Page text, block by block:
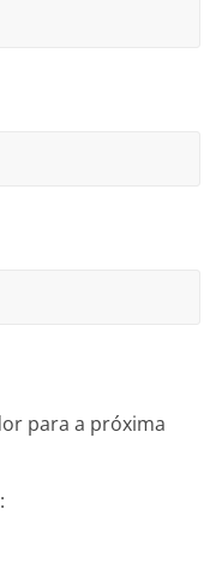
para a próxima